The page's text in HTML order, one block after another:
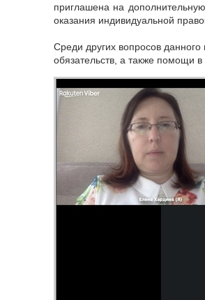
приглашена на
оказания индивидуальной
Среди других вопросов
обязательств, а также помощи в